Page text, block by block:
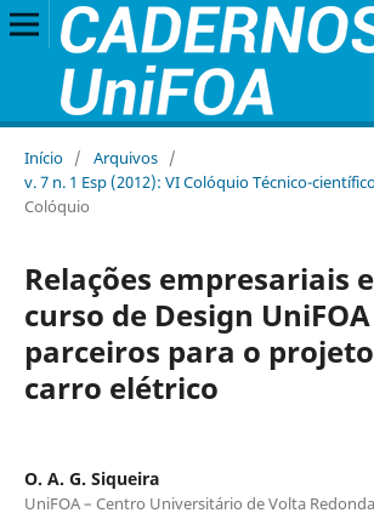
Início / Arquivos /
v. 7 n. 1 Esp (2012): VI Colóquio Técnico-
Colóquio
Relações empresariais
curso de Design
parceiros para o
carro elétrico
O. A. G. Siqueira
UniFOA – Centro Universitário de Volta Redonda